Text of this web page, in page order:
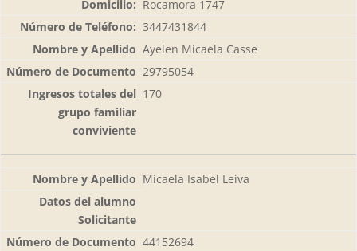
Rocamora 1747
3447431844
Ayelen Micaela Casse
29795054
170
Micaela Isabel Leiva
44152694